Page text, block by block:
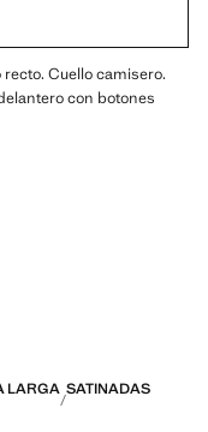
Cuello camisero.
con botones
LARGA SATINADAS